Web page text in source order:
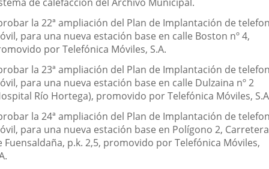
la 22ª ampliación del Plan de Implantación de
para una nueva estación base en calle Boston nº 4,
por Telefónica Móviles, S.A.
la 23ª ampliación del Plan de Implantación de
para una nueva estación base en calle Dulzaina nº 2
Río Hortega), promovido por Telefónica Móviles,
la 24ª ampliación del Plan de Implantación de
para una nueva estación base en Polígono 2, Carretera
Fuensaldaña, p.k. 2,5, promovido por Telefónica Móviles,